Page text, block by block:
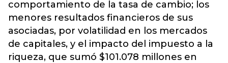
comportamiento de la tasa de cambio; los
menores resultados financieros de sus
asociadas, por volatilidad en los mercados
de capitales, y el impacto del impuesto a la
riqueza, que sumó $101.078 millones en